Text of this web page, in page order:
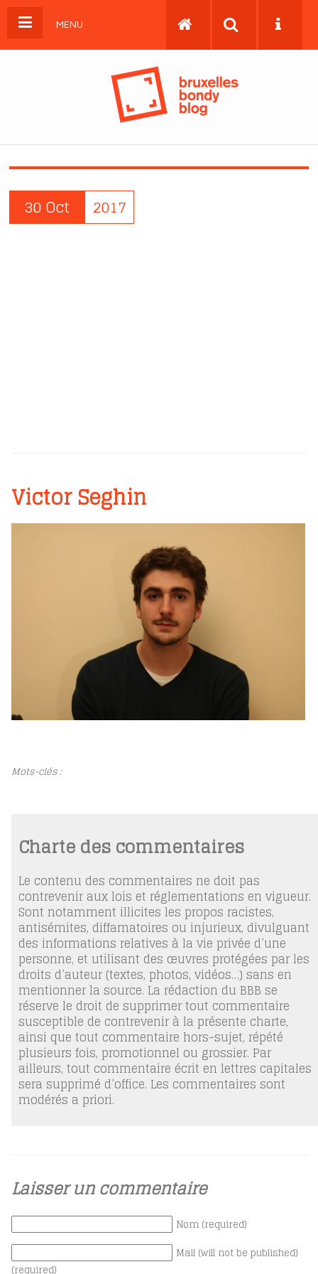
MENU
30 Oct 2017
Victor Seghin
Mots-clés :
Charte des commentaires
Le contenu des commentaires ne doit pas
contrevenir aux lois et réglementations en vigueur.
Sont notamment illicites les propos racistes,
antisémites, diffamatoires ou injurieux, divulguant
des informations relatives à la vie privée d’une
personne, et utilisant des œuvres protégées par les
droits d’auteur (textes, photos, vidéos…) sans en
mentionner la source. La rédaction du BBB se
réserve le droit de supprimer tout commentaire
susceptible de contrevenir à la présente charte,
ainsi que tout commentaire hors-sujet, répété
plusieurs fois, promotionnel ou grossier. Par
ailleurs, tout commentaire écrit en lettres capitales
sera supprimé d’office. Les commentaires sont
modérés a priori.
Laisser un commentaire
Nom (required)
Mail (will not be published)
(required)